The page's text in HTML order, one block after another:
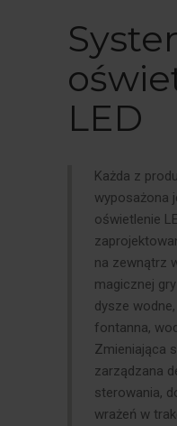
LED
Każda z
wyposażona
oświetlenie
na zewnątrz
magicznej
dysze
fontanna,
Zmieniająca
zarządzana
sterowania,
wrażeń w